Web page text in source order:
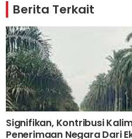
Berita Terkait
Signifikan, Kontribusi
Penerimaan Negara Dari